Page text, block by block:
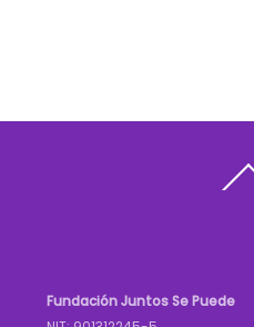
Fundación Juntos Se Puede